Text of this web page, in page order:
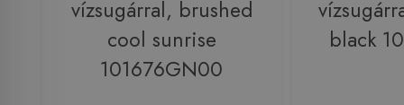
vízsugárral, brushed
cool sunrise
101676GN00
black